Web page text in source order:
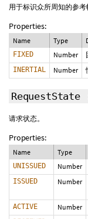
用于标识众所周知的参考
Properties:
Name Type
FIXED Number
INERTIAL Number
RequestState
请求状态。
Properties:
Name Type
UNISSUED Number
ISSUED Number
ACTIVE Number